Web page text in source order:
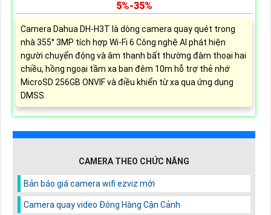
5%-35%
Camera Dahua DH-H3T là dòng camera quay quét trong
nhà 355° 3MP tích hợp Wi-Fi 6 Công nghệ AI phát hiện
người chuyển động và âm thanh bất thường đàm thoại hai
chiều, hồng ngoại tầm xa ban đêm 10m hỗ trợ thẻ nhớ
MicroSD 256GB ONVIF và điều khiển từ xa qua ứng dụng
DMSS.
CAMERA THEO CHỨC NĂNG
Bản báo giá camera wifi ezviz mới
Camera quay video Đóng Hàng Cận Cảnh